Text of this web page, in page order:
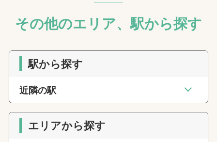
その他のエリア、駅から探す
駅から探す
近隣の駅
エリアから探す